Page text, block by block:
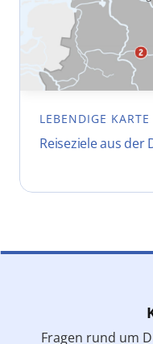
LEBENDIGE KARTE
Reiseziele aus
Fragen rund um